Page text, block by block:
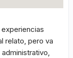
experiencias
relato, pero va